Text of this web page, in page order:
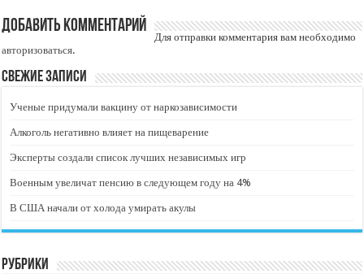
Добавить комментарий
Для отправки комментария вам необходимо
авторизоваться.
Свежие записи
Ученые придумали вакцину от наркозависимости
Алкоголь негативно влияет на пищеварение
Эксперты создали список лучших независимых игр
Военным увеличат пенсию в следующем году на 4%
В США начали от холода умирать акулы
Рубрики